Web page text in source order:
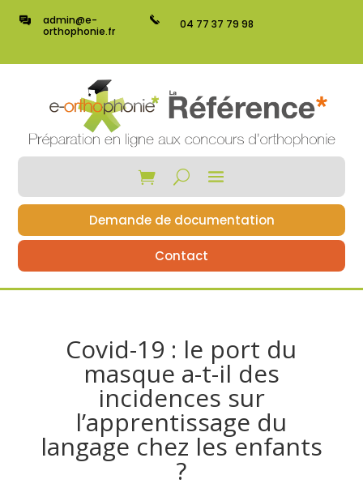
admin@e-
orthophonie.fr
04 77 37 79 98
Demande de documentation
Contact
Covid-19 : le port du
masque a-t-il des
incidences sur
l’apprentissage du
langage chez les enfants
?